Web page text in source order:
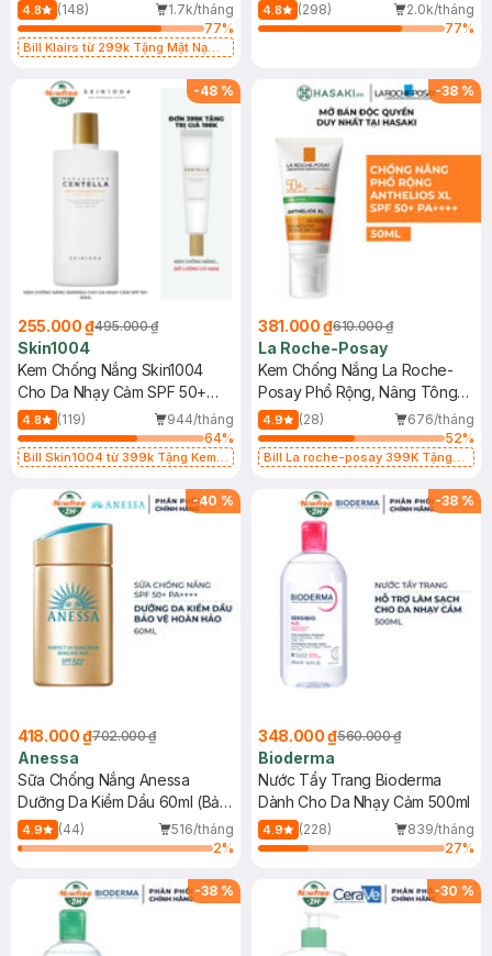
4.8 (148)
1.7k/tháng
77%
Bill Klairs từ 299k Tặng Mặt Nạ
25ml (SL Có Hạn)
400ml
4.8 (298)
2.0k/tháng
77%
-48 %
255.000 ₫495.000 ₫
Skin1004
Kem Chống Nắng Skin1004
Cho Da Nhạy Cảm SPF 50+
50ml
4.8 (119)
944/tháng
64%
Bill Skin1004 từ 399k Tặng Kem
SPF 50+ 20ml (SL Có Hạn)
-38 %
381.000 ₫610.000 ₫
La Roche-Posay
Kem Chống Nắng La Roche-
Posay Phổ Rộng, Nâng Tông
Kiềm Dầu 50ml
4.9 (28)
676/tháng
52%
Bill La roche-posay 399K Tặng
(SL có hạn)
-40 %
418.000 ₫702.000 ₫
Anessa
Sữa Chống Nắng Anessa
Dưỡng Da Kiềm Dầu 60ml (Bản
Mới)
4.9 (44)
516/tháng
2%
-38 %
348.000 ₫560.000 ₫
Bioderma
Nước Tẩy Trang Bioderma
Dành Cho Da Nhạy Cảm 500ml
4.9 (228)
839/tháng
27%
-38 % -30 %